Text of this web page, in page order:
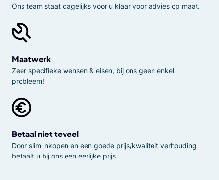
Ons team staat dagelijks voor u klaar voor advies op maat.
Maatwerk
Zeer specifieke wensen & eisen, bij ons geen enkel
probleem!
Betaal niet teveel
Door slim inkopen en een goede prijs/kwaliteit verhouding
betaalt u bij ons een eerlijke prijs.